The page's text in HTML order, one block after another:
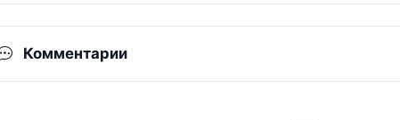
Комментарии